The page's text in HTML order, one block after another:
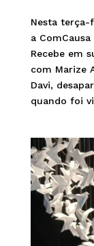
Nesta terça-
a
Recebe em
com Marize
Davi,
quando foi